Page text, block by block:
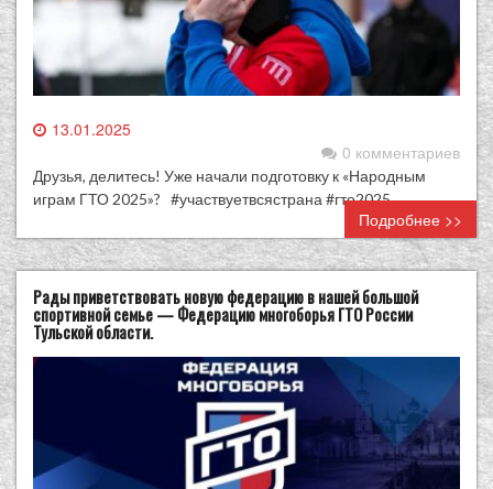
13.01.2025
0 комментариев
Друзья, делитесь! Уже начали подготовку к «Народным
играм ГТО 2025»? #участвуетвсястрана #гто2025
Подробнее >>
Рады приветствовать новую федерацию в нашей большой
спортивной семье — Федерацию многоборья ГТО России
Тульской области.